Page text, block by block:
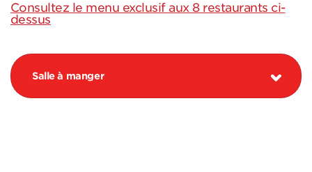
Consultez le menu exclusif aux 8 restaurants ci-
dessus
Salle à manger